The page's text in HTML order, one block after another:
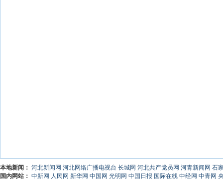
本地新闻： 河北新闻网 河北网络广播电视台 长城网 河北共产党员网 河青新闻网 石
国内网站： 中新网 人民网 新华网 中国网 光明网 中国日报 国际在线 中经网 中青网